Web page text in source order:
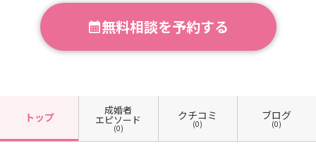
無料相談を予約する
トップ
成婚者
エピソード
(0)
クチコミ
(0)
ブログ
(0)